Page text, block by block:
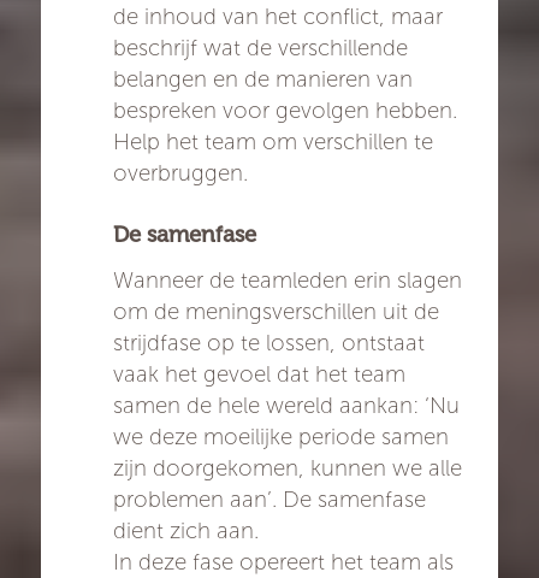
de inhoud van het conflict, maar
beschrijf wat de verschillende
belangen en de manieren van
bespreken voor gevolgen hebben.
Help het team om verschillen te
overbruggen.
De samenfase
Wanneer de teamleden erin slagen
om de meningsverschillen uit de
strijdfase op te lossen, ontstaat
vaak het gevoel dat het team
samen de hele wereld aankan: ‘Nu
we deze moeilijke periode samen
zijn doorgekomen, kunnen we alle
problemen aan’. De samenfase
dient zich aan.
In deze fase opereert het team als